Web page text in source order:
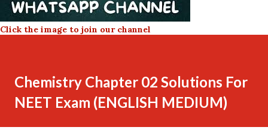
Click the image to join our channel
Chemistry Chapter 02 Solutions For
NEET Exam (ENGLISH MEDIUM)